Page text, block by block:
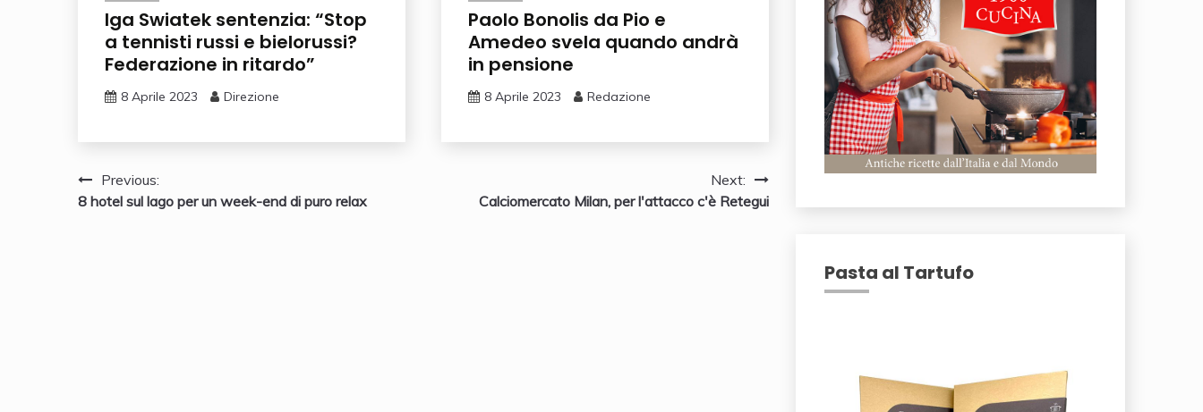
Iga Swiatek sentenzia: “Stop
a tennisti russi e bielorussi?
Federazione in ritardo”
8 Aprile 2023 Direzione
Paolo Bonolis da Pio e
Amedeo svela quando andrà
in pensione
8 Aprile 2023 Redazione
Navigazione
articoli
Previous:
8 hotel sul lago per un week-end di puro relax
Next:
Calciomercato Milan, per l'attacco c'è Retegui
Pasta al Tartufo